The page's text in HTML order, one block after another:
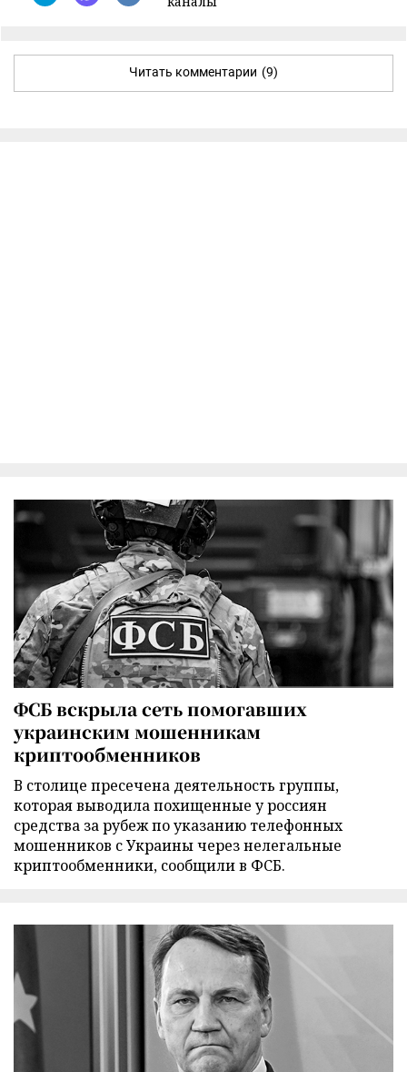
Читать комментарии (9)
ФСБ вскрыла сеть помогавших
украинским мошенникам
криптообменников
В столице пресечена деятельность группы,
которая выводила похищенные у россиян
средства за рубеж по указанию телефонных
мошенников с Украины через нелегальные
криптообменники, сообщили в ФСБ.